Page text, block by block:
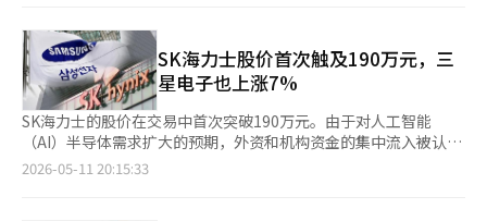
行的调解中未能达成协议，决定中止调解，但在之后经过劳动部的
劝说，重新启动了谈判。 业界分析认为，三星电子工会要求对绩
效奖金体系本身进行结构性改革，因此未来的谈判结果可能会影响
整个半导体行业的绩效奖励标准。※ 本报道经人工智能（AI）系统
翻译与编辑。
当超越各自的利益追求，建立共生的劳资关系，希望此次事件能促
进企业在绩效分享和分配方面的社会讨论，政府也将提供支
持。”※ 本报道经人工智能（AI）系统翻译与编辑。
成。”他进一步表示：“我不相信‘明文化’这个说法，希望从制
度化的角度来看待此事。”并指出：“既然代表董事已经明确表示
不会限制营业利润的绩效奖金，希望公司能做出积极的决定。”关
于为经历业绩不佳的DX部门（如移动和家电）提供全公司共同绩
效奖金资金的提议，他明确表示：“现在改变方针是困难的”，并
重申这一议题不在此次谈判范围内。尽管如此，崔主席表示：“我
们作为法定的过半数工会，明年将积极考虑这一部分的意见。”三
星电子劳资自11日至12日进行为期两天的事后调解程序，围绕绩
SK海力士股价首次触及190万元，三
星电子也上涨7%
SK海力士的股价在交易中首次突破190万元。由于对人工智能
（AI）半导体需求扩大的预期，外资和机构资金的集中流入被认为
是主要原因。 根据韩国交易所的数据，11日上午10时58分，SK海
2026-05-11 20:15:33